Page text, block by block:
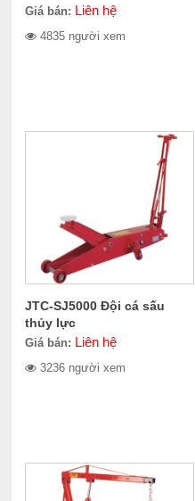
Giá bán: Liên hệ
4835 người xem
JTC-SJ5000 Đội cá sấu
thủy lực
Giá bán: Liên hệ
3236 người xem